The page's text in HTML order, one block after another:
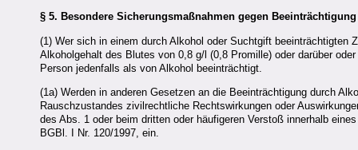
§ 5. Besondere Sicherungsmaßnahmen gegen
(1) Wer sich in einem durch Alkohol oder Suchtgift beeinträchtigten
Alkoholgehalt des Blutes von 0,8 g/l (0,8 Promille) oder darüber
Person jedenfalls als von Alkohol beeinträchtigt.
(1a) Werden in anderen Gesetzen an die Beeinträchtigung durch
Rauschzustandes zivilrechtliche Rechtswirkungen oder
des Abs. 1 oder beim dritten oder häufigeren Verstoß innerhalb
BGBl. I Nr. 120/1997, ein.